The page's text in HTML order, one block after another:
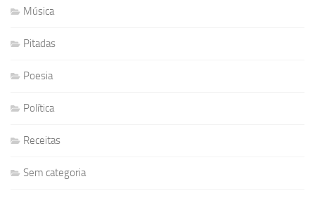
Música
Pitadas
Poesia
Política
Receitas
Sem categoria